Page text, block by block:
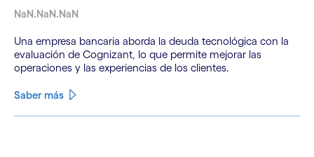
NaN.NaN.NaN
Una empresa bancaria aborda la deuda tecnológica con la
evaluación de Cognizant, lo que permite mejorar las
operaciones y las experiencias de los clientes.
Saber más